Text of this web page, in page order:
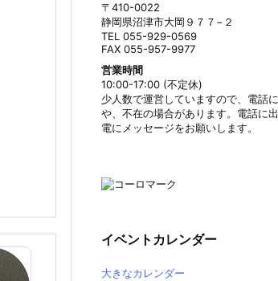
〒410-0022
静岡県沼津市大岡９７７−２
TEL 055-929-0569
FAX 055-957-9977
営業時間
10:00-17:00 (不定休)
少人数で運営していますので、電話
や、不在の場合があります。電話に
電にメッセージをお願いします。
イベントカレンダー
大きなカレンダー